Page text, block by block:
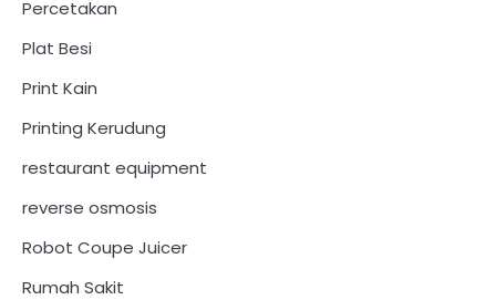
Percetakan
Plat Besi
Print Kain
Printing Kerudung
restaurant equipment
reverse osmosis
Robot Coupe Juicer
Rumah Sakit